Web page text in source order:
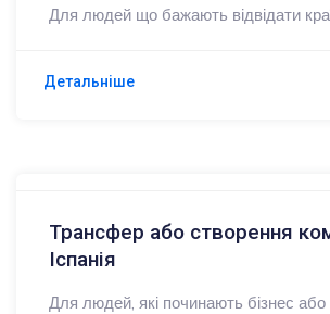
Для людей що бажають відвідати
Детальніше
Трансфер або створення
Іспанія
Для людей, які починають бізнес або